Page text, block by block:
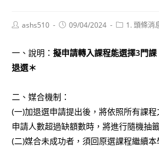
Postashs510
Post09/04/2024
Post1. 頭條消
一、說明： 擬申請轉入課程能選擇3門課
退選＊
二、媒合機制：
(一)加退選申請提出後，將依照所有課
申請人數超過缺額數時，將進行隨機抽
(二)媒合未成功者，須回原選課程繼續本